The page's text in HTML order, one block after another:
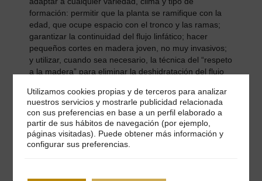
formación: permitir que la planta se ramifique con la
edad, que ocupe espacio con el tronco y las ramas;
garantizar la continuidad del flujo linfático; hacer
pequeños cortes en madera joven, no muy invasivos;
y utilizar, cuando sea necesario, la técnica del “respeto
a la madera” para eliminar la deshidratación del flujo
22 diciembre 2022
Utilizamos cookies propias y de terceros para analizar
nuestros servicios y mostrarle publicidad relacionada
con sus preferencias en base a un perfil elaborado a
partir de sus hábitos de navegación (por ejemplo,
páginas visitadas). Puede obtener más información y
configurar sus preferencias.